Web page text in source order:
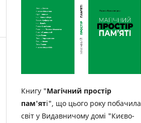
Книгу "Магічний простір
пам'яті", що цього року побачила
світ у Видавничому домі "Києво-